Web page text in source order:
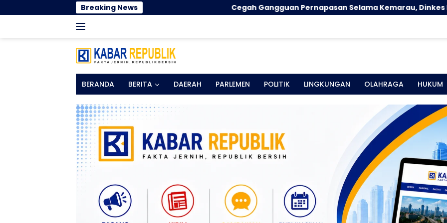
ke
Breaking News Cegah Gangguan Pernapasan Selama Kemarau, Dinkes Kabupaten
BERANDA BERITA DAERAH PARLEMEN POLITIK LINGKUNGAN OLAHRAGA HUKUM